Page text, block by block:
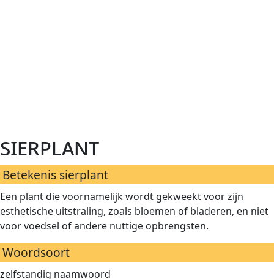
sierplant
Betekenis sierplant
Een plant die voornamelijk wordt gekweekt voor zijn
esthetische uitstraling, zoals bloemen of bladeren, en niet
voor voedsel of andere nuttige opbrengsten.
Woordsoort
zelfstandig naamwoord